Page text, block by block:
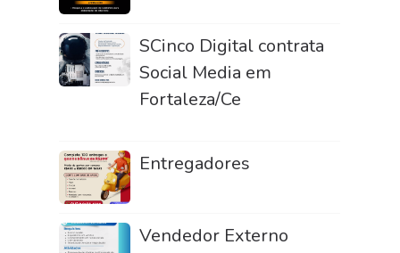
SCinco Digital contrata
Social Media em
Fortaleza/Ce
Entregadores
Vendedor Externo